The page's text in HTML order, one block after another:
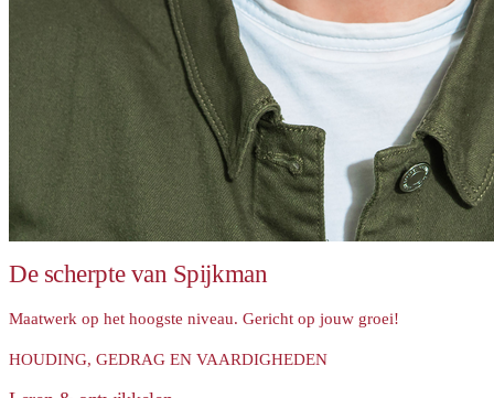
De scherpte van Spijkman
Maatwerk op het hoogste niveau. Gericht op jouw groei!
HOUDING, GEDRAG EN VAARDIGHEDEN